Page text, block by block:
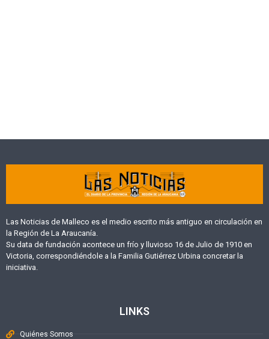
Las Noticias de Malleco es el medio escrito más antiguo en circulación en
la Región de La Araucanía.
Su data de fundación acontece un frío y lluvioso 16 de Julio de 1910 en
Victoria, correspondiéndole a la Familia Gutiérrez Urbina concretar la
iniciativa.
LINKS
Quiénes Somos